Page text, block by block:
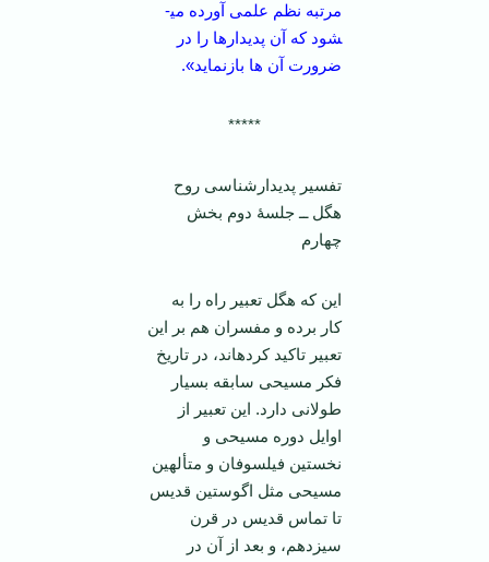
مرتبه نظم علمی آورده می­
شود که آن پدیدارها را در
ضرورت آن ها بازنماید».
*****
تفسیر پدیدارشناسی روح
هگل ــ جلسۀ دوم بخش
چهارم
این که هگل تعبیر راه را به
کار برده و مفسران هم بر این
تعبیر تاکید کرده­اند، در تاریخ
فکر مسیحی سابقه بسیار
طولانی دارد. این تعبیر از
اوایل دوره مسیحی و
نخستین فیلسوفان و متألهین
مسیحی مثل اگوستین قدیس
تا تماس قدیس در قرن
سیزدهم، و بعد از آن در